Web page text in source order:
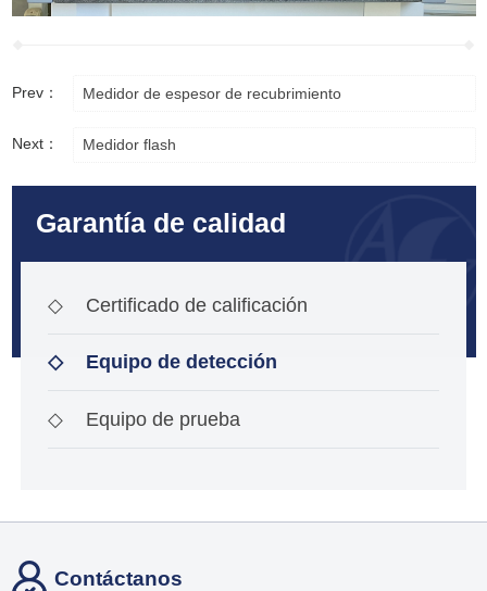
Garantía de calidad
◇ Certificado de calificación
◇ Equipo de detección
◇ Equipo de prueba
Prev： Medidor de espesor de recubrimiento
Next： Medidor flash
Contáctanos